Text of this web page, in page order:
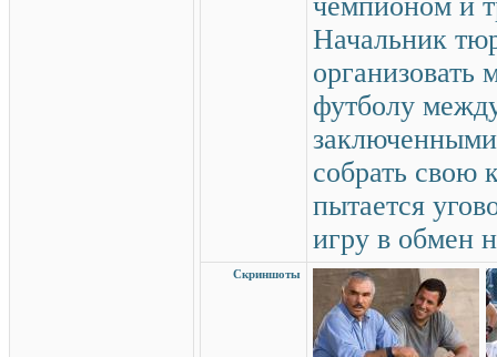
Начальник
организовать
футболу
собрать свою
пытается
игру в обмен
Скриншоты